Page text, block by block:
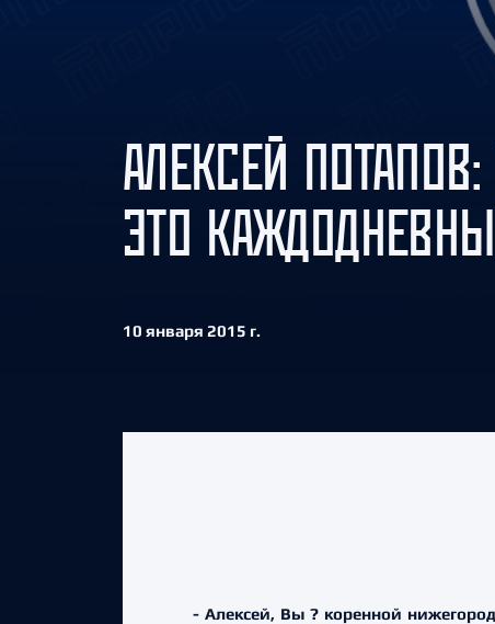
АЛЕКСЕЙ
ЭТО
10 января 2015 г.
- Алексей, Вы ? коренной